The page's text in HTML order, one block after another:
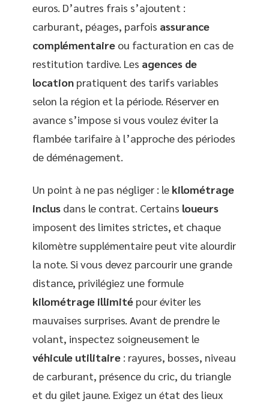
euros. D’autres frais s’ajoutent :
carburant, péages, parfois assurance
complémentaire ou facturation en cas de
restitution tardive. Les agences de
location pratiquent des tarifs variables
selon la région et la période. Réserver en
avance s’impose si vous voulez éviter la
flambée tarifaire à l’approche des périodes
de déménagement.
Un point à ne pas négliger : le kilométrage
inclus dans le contrat. Certains loueurs
imposent des limites strictes, et chaque
kilomètre supplémentaire peut vite alourdir
la note. Si vous devez parcourir une grande
distance, privilégiez une formule
kilométrage illimité pour éviter les
mauvaises surprises. Avant de prendre le
volant, inspectez soigneusement le
véhicule utilitaire : rayures, bosses, niveau
de carburant, présence du cric, du triangle
et du gilet jaune. Exigez un état des lieux